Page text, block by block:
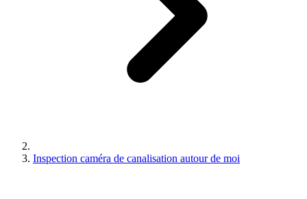
Inspection caméra de canalisation autour de moi